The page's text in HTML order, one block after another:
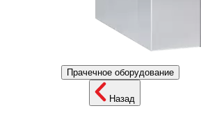
Прачечное оборудование
Назад